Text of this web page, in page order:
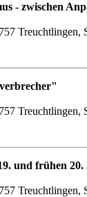
- zwischen
Treuchtlingen,
Treuchtlingen,
und frühen
Treuchtlingen,